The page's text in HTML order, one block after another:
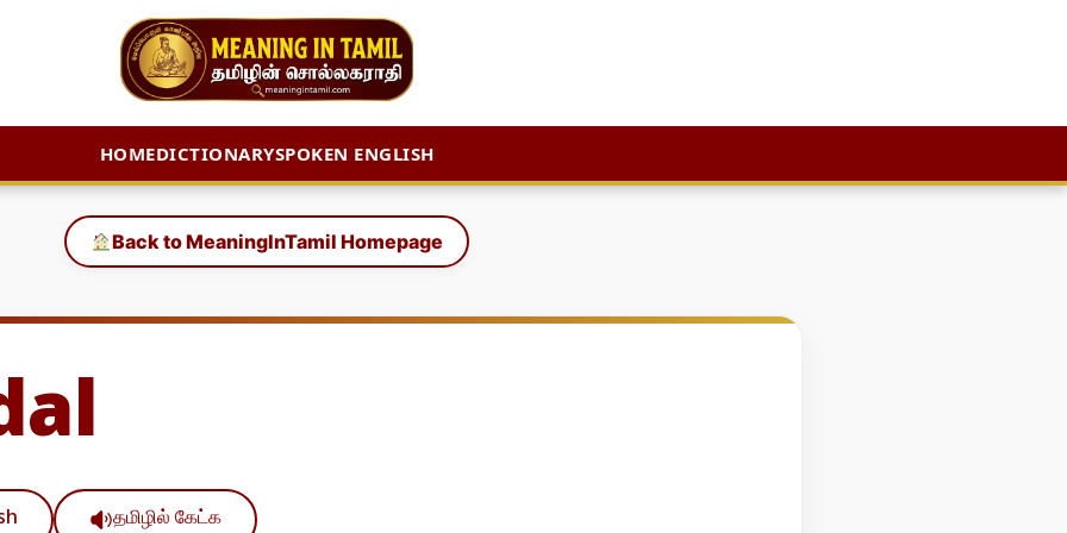
HOMEDICTIONARYSPOKEN ENGLISH
Back to MeaningInTamil Homepage
தமிழில் கேட்க